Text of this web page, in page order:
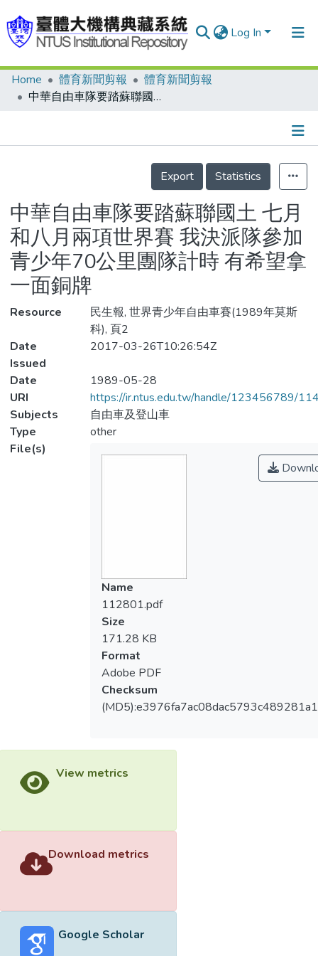
Log In
Communities & Collections
Statistics
Home 體育新聞剪報
體育新聞剪報
中華自由車隊要踏蘇聯國土 七月和八月兩項世界賽 我決派隊參加 青少年70公里團隊計時 有希望拿一面銅牌
Details
Export
Statistics
中華自由車隊要踏蘇聯國土 七月
和八月兩項世界賽 我決派隊參加
青少年70公里團隊計時 有希望拿
一面銅牌
Resource
民生報, 世界青少年自由車賽(1989年莫斯
科), 頁2
Date
Issued
2017-03-26T10:26:54Z
Date
1989-05-28
URI
https://ir.ntus.edu.tw/handle/123456789/
Subjects
自由車及登山車
Type
other
File(s)
Name
112801.pdf
Size
171.28 KB
Format
Adobe PDF
Checksum
View metrics
Download metrics
Google Scholar